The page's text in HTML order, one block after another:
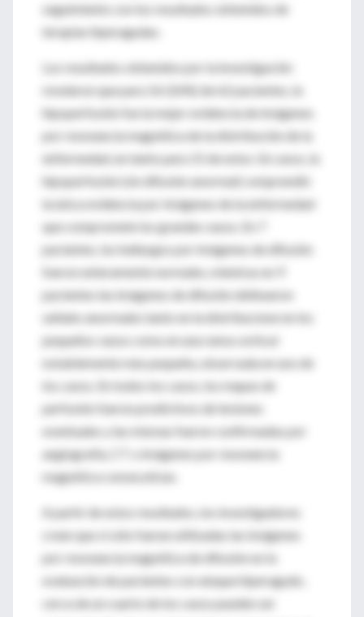
seguimiento con los resultados obtenidos de
terapias hiperagudas.
Los resultados obtenidos por la investigación
revelaron que para 16 (26%) de 62 pacientes, la
hipoperfusión fue la mejor evidencia de imágenes
por resonancia magnética de la distribución de la
enfermedad, en tanto para 15 de estos 16 casos, la
hipoperfusión (sin difusión anormal) comprendió
la única evidencia por imágenes de la enfermedad
que compromete los grandes vasos. En 7
pacientes, los hallazgos por imágenes de difusión
fueron enteramente normales, mientras en 9
pacientes las imágenes de difusión delinearon
señales anormales tanto en la distribucione en los
pequeños vasos como en una rama cortical
notablemente más pequeña, observada en uno de
los casos. En todos los casos, los mapas de
perfusión fueron predictivos de lesiones
eventuales y las mismas fueron confirmadas por
angiografía, CT o imágenes por resonancia
magnética consecutivas.
A partir de estos resultados, los investigadores
creen que si sólo fueran utilizadas las imágenes
por resonancia magnética de difusión en la
evaluación de pacientes con ataque hiperagudo,
cerca de un cuarto de los casos pueden ser